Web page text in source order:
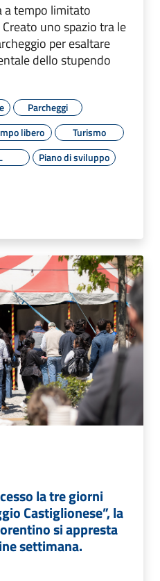
a tempo limitato
uno spazio tra le
per esaltare
dello stupendo
Parcheggi
libero
Turismo
Piano di sviluppo
la tre giorni
Castiglionese”, la
si appresta
settimana.